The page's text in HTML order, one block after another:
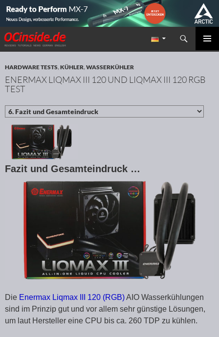
Redaktion ocinside.de PC Hardware Portal
Suchen
ZUM INHALT SPRINGEN
HARDWARE TESTS,KÜHLER,WASSERKÜHLER
ENERMAX LIQMAX III 120 UND LIQMAX III 120 RGB
TEST
Fazit und Gesamteindruck …
Die Enermax Liqmax III 120 (RGB)AIO Wasserkühlungen
sind im Prinzip gut und vor allem sehr günstige Lösungen,
um laut Hersteller eine CPU bis ca. 260 TDP zu kühlen.